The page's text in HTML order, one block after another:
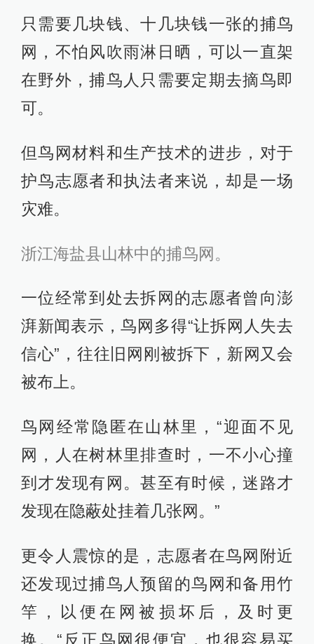
只需要几块钱、十几块钱一张的捕鸟
网，不怕风吹雨淋日晒，可以一直架
在野外，捕鸟人只需要定期去摘鸟即
可。
但鸟网材料和生产技术的进步，对于
护鸟志愿者和执法者来说，却是一场
灾难。
浙江海盐县山林中的捕鸟网。
一位经常到处去拆网的志愿者曾向澎
湃新闻表示，鸟网多得“让拆网人失去
信心”，往往旧网刚被拆下，新网又会
被布上。
鸟网经常隐匿在山林里，“迎面不见
网，人在树林里排查时，一不小心撞
到才发现有网。甚至有时候，迷路才
发现在隐蔽处挂着几张网。”
更令人震惊的是，志愿者在鸟网附近
还发现过捕鸟人预留的鸟网和备用竹
竿，以便在网被损坏后，及时更
换。“反正鸟网很便宜，也很容易买